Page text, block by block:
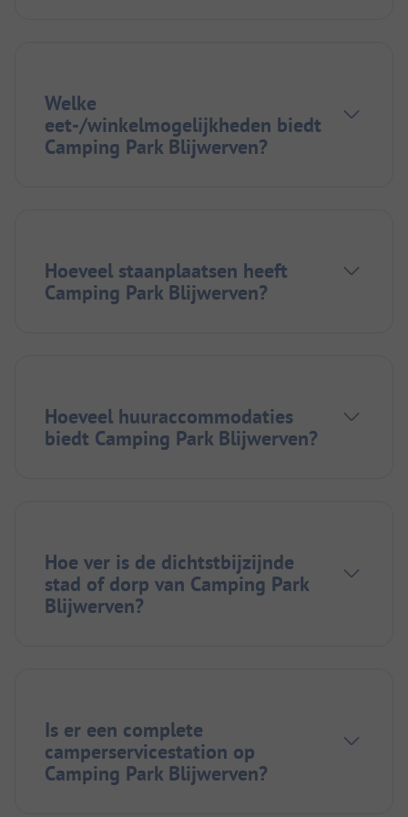
Welke
eet-/winkelmogelijkheden biedt
Camping Park Blijwerven?
Hoeveel staanplaatsen heeft
Camping Park Blijwerven?
Hoeveel huuraccommodaties
biedt Camping Park Blijwerven?
Hoe ver is de dichtstbijzijnde
stad of dorp van Camping Park
Blijwerven?
Is er een complete
camperservicestation op
Camping Park Blijwerven?